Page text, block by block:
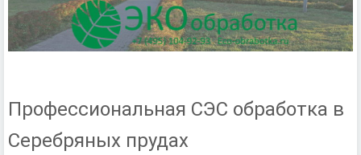
Профессиональная СЭС обработка в
Серебряных прудах